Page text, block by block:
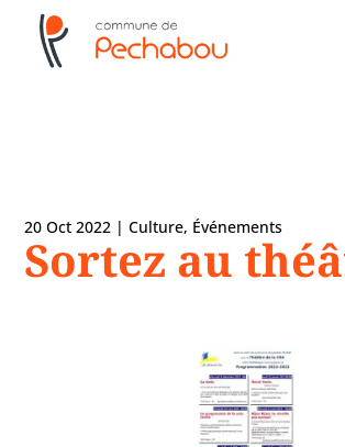
20 Oct 2022 |Culture, Événements
Sortez au